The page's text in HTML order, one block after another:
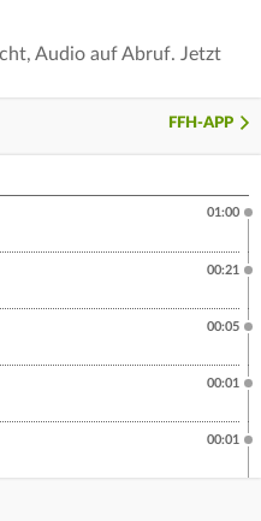
Audio auf Abruf. Jetzt
FFH-APP
01:00
00:21
00:05
00:01
00:01